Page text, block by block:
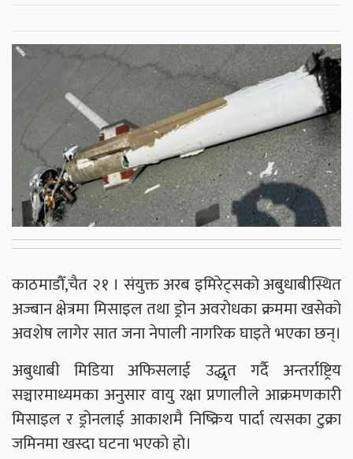
काठमाडौँ,चैत २१ । संयुक्त अरब इमिरेट्सको अबुधाबीस्थित
अज्बान क्षेत्रमा मिसाइल तथा ड्रोन अवरोधका क्रममा खसेको
अवशेष लागेर सात जना नेपाली नागरिक घाइते भएका छन्।
अबुधाबी मिडिया अफिसलाई उद्धृत गर्दै अन्तर्राष्ट्रिय
सञ्चारमाध्यमका अनुसार वायु रक्षा प्रणालीले आक्रमणकारी
मिसाइल र ड्रोनलाई आकाशमै निष्क्रिय पार्दा त्यसका टुक्रा
जमिनमा खस्दा घटना भएको हो।